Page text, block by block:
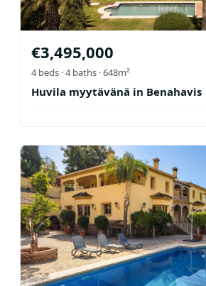
€3,495,000
4beds ·4baths · 648m²
Huvila myytävänä in Benahavis